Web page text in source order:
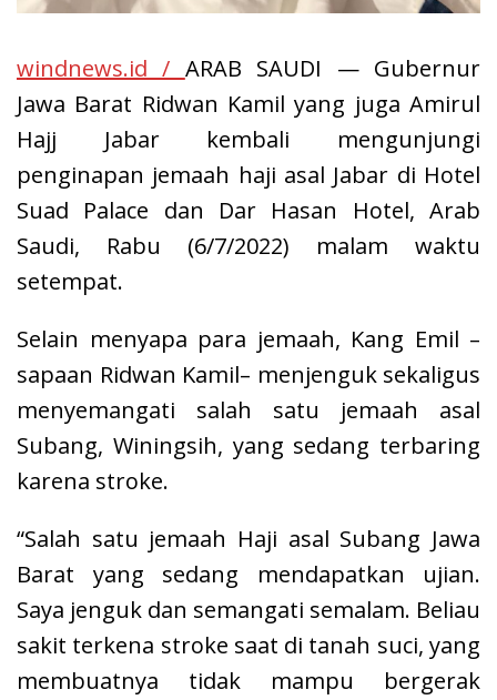
windnews.id / ARAB SAUDI — Gubernur
Jawa Barat Ridwan Kamil yang juga Amirul
Hajj Jabar kembali mengunjungi
penginapan jemaah haji asal Jabar di Hotel
Suad Palace dan Dar Hasan Hotel, Arab
Saudi, Rabu (6/7/2022) malam waktu
setempat.
Selain menyapa para jemaah, Kang Emil –
sapaan Ridwan Kamil– menjenguk sekaligus
menyemangati salah satu jemaah asal
Subang, Winingsih, yang sedang terbaring
karena stroke.
“Salah satu jemaah Haji asal Subang Jawa
Barat yang sedang mendapatkan ujian.
Saya jenguk dan semangati semalam. Beliau
sakit terkena stroke saat di tanah suci, yang
membuatnya tidak mampu bergerak